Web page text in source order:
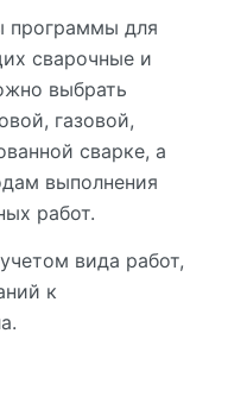
программы для
сварочные и
выбрать
газовой,
сварке, а
выполнения
работ.
вида работ,
к